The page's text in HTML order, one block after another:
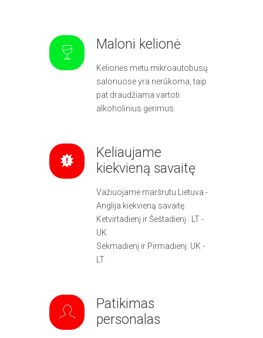
Maloni kelionė
Kelionės metu mikroautobusų
salonuose yra nerūkoma, taip
pat draudžiama vartoti
alkoholinius gėrimus.
Keliaujame
kiekvieną savaitę
Važiuojame maršrutu Lietuva -
Anglija kiekvieną savaitę.
Ketvirtadienį ir Šeštadienį : LT -
UK
Sekmadienį ir Pirmadienį: UK -
LT
Patikimas
personalas